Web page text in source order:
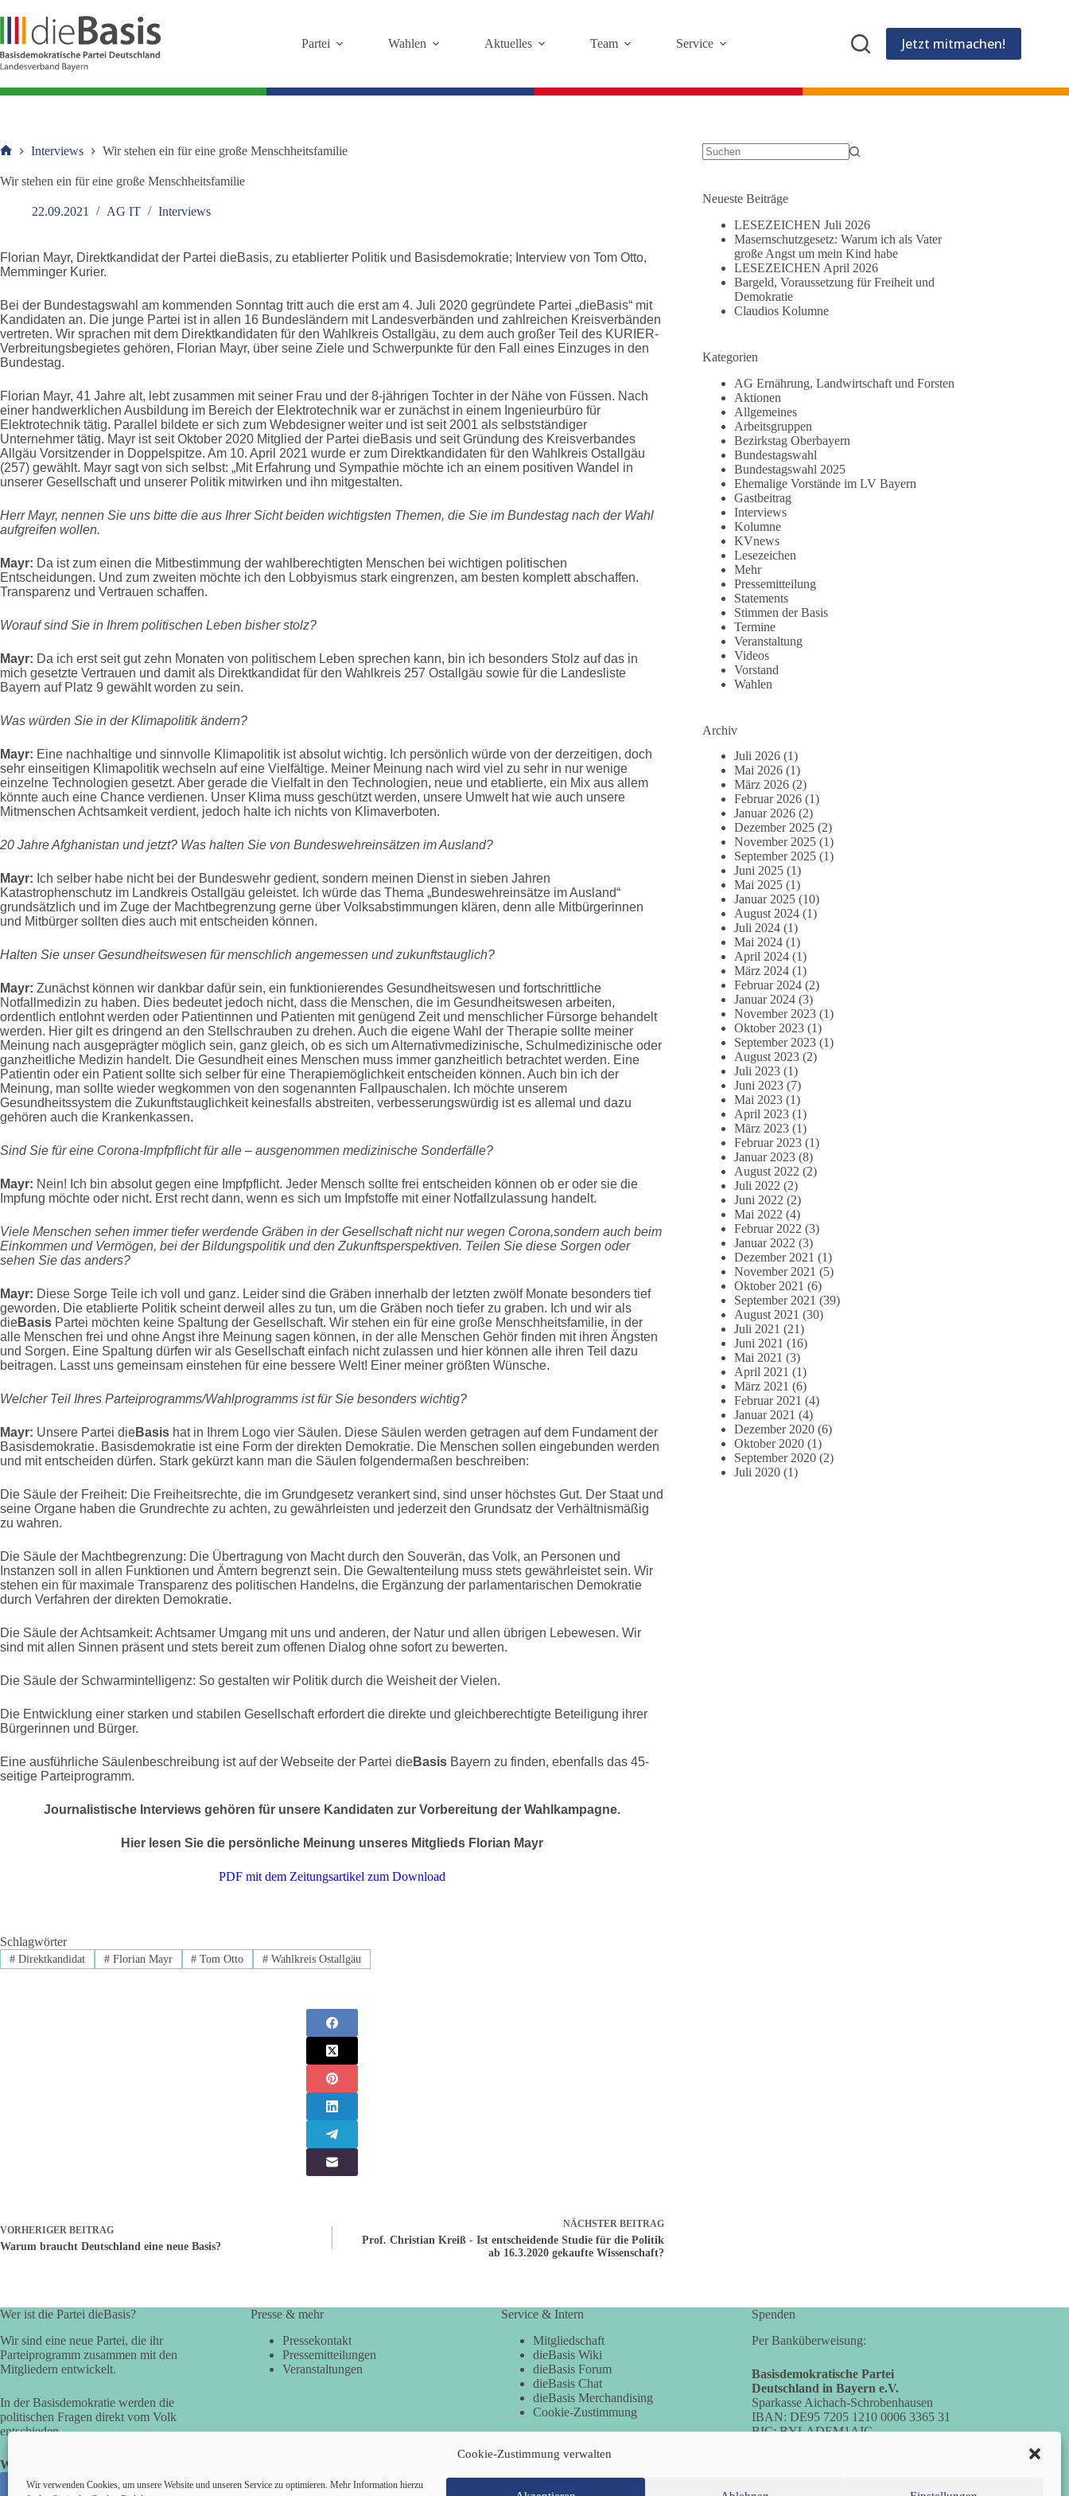
Cookie-Zustimmung verwalten
Wir verwenden Cookies, um unsere Website und unseren Service zu optimieren. Mehr Information hierzu
Inhalt
springen
Partei Wahlen Aktuelles Team Service Jetzt mitmachen!
Interviews Wir stehen ein für eine große Menschheitsfamilie
Wir stehen ein für eine große Menschheitsfamilie
22.09.2021 AG IT Interviews
Florian Mayr, Direktkandidat der Partei dieBasis, zu etablierter Politik und Basisdemokratie; Interview von Tom Otto,
Memminger Kurier.
Bei der Bundestagswahl am kommenden Sonntag tritt auch die erst am 4. Juli 2020 gegründete Partei „dieBasis“ mit
Kandidaten an. Die junge Partei ist in allen 16 Bundesländern mit Landesverbänden und zahlreichen Kreisverbänden
vertreten. Wir sprachen mit dem Direktkandidaten für den Wahlkreis Ostallgäu, zu dem auch großer Teil des KURIER-
Verbreitungsbegietes gehören, Florian Mayr, über seine Ziele und Schwerpunkte für den Fall eines Einzuges in den
Bundestag.
Florian Mayr, 41 Jahre alt, lebt zusammen mit seiner Frau und der 8-jährigen Tochter in der Nähe von Füssen. Nach
einer handwerklichen Ausbildung im Bereich der Elektrotechnik war er zunächst in einem Ingenieurbüro für
Elektrotechnik tätig. Parallel bildete er sich zum Webdesigner weiter und ist seit 2001 als selbstständiger
Unternehmer tätig. Mayr ist seit Oktober 2020 Mitglied der Partei dieBasis und seit Gründung des Kreisverbandes
Allgäu Vorsitzender in Doppelspitze. Am 10. April 2021 wurde er zum Direktkandidaten für den Wahlkreis Ostallgäu
(257) gewählt. Mayr sagt von sich selbst: „Mit Erfahrung und Sympathie möchte ich an einem positiven Wandel in
unserer Gesellschaft und unserer Politik mitwirken und ihn mitgestalten.
Herr Mayr, nennen Sie uns bitte die aus Ihrer Sicht beiden wichtigsten Themen, die Sie im Bundestag nach der Wahl
aufgreifen wollen.
Mayr: Da ist zum einen die Mitbestimmung der wahlberechtigten Menschen bei wichtigen politischen
Entscheidungen. Und zum zweiten möchte ich den Lobbyismus stark eingrenzen, am besten komplett abschaffen.
Transparenz und Vertrauen schaffen.
Worauf sind Sie in Ihrem politischen Leben bisher stolz?
Mayr: Da ich erst seit gut zehn Monaten von politischem Leben sprechen kann, bin ich besonders Stolz auf das in
mich gesetzte Vertrauen und damit als Direktkandidat für den Wahlkreis 257 Ostallgäu sowie für die Landesliste
Bayern auf Platz 9 gewählt worden zu sein.
Was würden Sie in der Klimapolitik ändern?
Mayr: Eine nachhaltige und sinnvolle Klimapolitik ist absolut wichtig. Ich persönlich würde von der derzeitigen, doch
sehr einseitigen Klimapolitik wechseln auf eine Vielfältige. Meiner Meinung nach wird viel zu sehr in nur wenige
einzelne Technologien gesetzt. Aber gerade die Vielfalt in den Technologien, neue und etablierte, ein Mix aus allem
könnte auch eine Chance verdienen. Unser Klima muss geschützt werden, unsere Umwelt hat wie auch unsere
Mitmenschen Achtsamkeit verdient, jedoch halte ich nichts von Klimaverboten.
20 Jahre Afghanistan und jetzt? Was halten Sie von Bundeswehreinsätzen im Ausland?
Mayr: Ich selber habe nicht bei der Bundeswehr gedient, sondern meinen Dienst in sieben Jahren
Katastrophenschutz im Landkreis Ostallgäu geleistet. Ich würde das Thema „Bundeswehreinsätze im Ausland“
grundsätzlich und im Zuge der Machtbegrenzung gerne über Volksabstimmungen klären, denn alle Mitbürgerinnen
und Mitbürger sollten dies auch mit entscheiden können.
Halten Sie unser Gesundheitswesen für menschlich angemessen und zukunftstauglich?
Mayr: Zunächst können wir dankbar dafür sein, ein funktionierendes Gesundheitswesen und fortschrittliche
Notfallmedizin zu haben. Dies bedeutet jedoch nicht, dass die Menschen, die im Gesundheitswesen arbeiten,
ordentlich entlohnt werden oder Patientinnen und Patienten mit genügend Zeit und menschlicher Fürsorge behandelt
werden. Hier gilt es dringend an den Stellschrauben zu drehen. Auch die eigene Wahl der Therapie sollte meiner
Meinung nach ausgeprägter möglich sein, ganz gleich, ob es sich um Alternativmedizinische, Schulmedizinische oder
ganzheitliche Medizin handelt. Die Gesundheit eines Menschen muss immer ganzheitlich betrachtet werden. Eine
Patientin oder ein Patient sollte sich selber für eine Therapiemöglichkeit entscheiden können. Auch bin ich der
Meinung, man sollte wieder wegkommen von den sogenannten Fallpauschalen. Ich möchte unserem
Gesundheitssystem die Zukunftstauglichkeit keinesfalls abstreiten, verbesserungswürdig ist es allemal und dazu
gehören auch die Krankenkassen.
Sind Sie für eine Corona-Impfpflicht für alle – ausgenommen medizinische Sonderfälle?
Mayr: Nein! Ich bin absolut gegen eine Impfpflicht. Jeder Mensch sollte frei entscheiden können ob er oder sie die
Impfung möchte oder nicht. Erst recht dann, wenn es sich um Impfstoffe mit einer Notfallzulassung handelt.
Viele Menschen sehen immer tiefer werdende Gräben in der Gesellschaft nicht nur wegen Corona,sondern auch beim
Einkommen und Vermögen, bei der Bildungspolitik und den Zukunftsperspektiven. Teilen Sie diese Sorgen oder
sehen Sie das anders?
Mayr: Diese Sorge Teile ich voll und ganz. Leider sind die Gräben innerhalb der letzten zwölf Monate besonders tief
geworden. Die etablierte Politik scheint derweil alles zu tun, um die Gräben noch tiefer zu graben. Ich und wir als
dieBasis Partei möchten keine Spaltung der Gesellschaft. Wir stehen ein für eine große Menschheitsfamilie, in der
alle Menschen frei und ohne Angst ihre Meinung sagen können, in der alle Menschen Gehör finden mit ihren Ängsten
und Sorgen. Eine Spaltung dürfen wir als Gesellschaft einfach nicht zulassen und hier können alle ihren Teil dazu
beitragen. Lasst uns gemeinsam einstehen für eine bessere Welt! Einer meiner größten Wünsche.
Welcher Teil Ihres Parteiprogramms/Wahlprogramms ist für Sie besonders wichtig?
Mayr: Unsere Partei dieBasis hat in Ihrem Logo vier Säulen. Diese Säulen werden getragen auf dem Fundament der
Basisdemokratie. Basisdemokratie ist eine Form der direkten Demokratie. Die Menschen sollen eingebunden werden
und mit entscheiden dürfen. Stark gekürzt kann man die Säulen folgendermaßen beschreiben:
Die Säule der Freiheit: Die Freiheitsrechte, die im Grundgesetz verankert sind, sind unser höchstes Gut. Der Staat und
seine Organe haben die Grundrechte zu achten, zu gewährleisten und jederzeit den Grundsatz der Verhältnismäßig
zu wahren.
Die Säule der Machtbegrenzung: Die Übertragung von Macht durch den Souverän, das Volk, an Personen und
Instanzen soll in allen Funktionen und Ämtern begrenzt sein. Die Gewaltenteilung muss stets gewährleistet sein. Wir
stehen ein für maximale Transparenz des politischen Handelns, die Ergänzung der parlamentarischen Demokratie
durch Verfahren der direkten Demokratie.
Die Säule der Achtsamkeit: Achtsamer Umgang mit uns und anderen, der Natur und allen übrigen Lebewesen. Wir
sind mit allen Sinnen präsent und stets bereit zum offenen Dialog ohne sofort zu bewerten.
Die Säule der Schwarmintelligenz: So gestalten wir Politik durch die Weisheit der Vielen.
Die Entwicklung einer starken und stabilen Gesellschaft erfordert die direkte und gleichberechtigte Beteiligung ihrer
Bürgerinnen und Bürger.
Eine ausführliche Säulenbeschreibung ist auf der Webseite der Partei dieBasis Bayern zu finden, ebenfalls das 45-
seitige Parteiprogramm.
Journalistische Interviews gehören für unsere Kandidaten zur Vorbereitung der Wahlkampagne.
Hier lesen Sie die persönliche Meinung unseres Mitglieds Florian Mayr
PDF mit dem Zeitungsartikel zum Download
Schlagwörter
#Direktkandidat #Florian Mayr # Tom Otto # Wahlkreis Ostallgäu
VORHERIGER BEITRAG
Warum braucht Deutschland eine neue Basis?
NÄCHSTER BEITRAG
Prof. Christian Kreiß - Ist entscheidende Studie für die Politik
ab 16.3.2020 gekaufte Wissenschaft?
Neueste Beiträge
LESEZEICHEN Juli 2026
Masernschutzgesetz: Warum ich als Vater
große Angst um mein Kind habe
LESEZEICHEN April 2026
Bargeld, Voraussetzung für Freiheit und
Demokratie
Claudios Kolumne
Kategorien
AG Ernährung, Landwirtschaft und Forsten
Aktionen
Allgemeines
Arbeitsgruppen
Bezirkstag Oberbayern
Bundestagswahl
Bundestagswahl 2025
Ehemalige Vorstände im LV Bayern
Gastbeitrag
Interviews
Kolumne
KVnews
Lesezeichen
Mehr
Pressemitteilung
Statements
Stimmen der Basis
Termine
Veranstaltung
Videos
Vorstand
Wahlen
Archiv
Juli 2026 (1)
Mai 2026 (1)
März 2026 (2)
Februar 2026 (1)
Januar 2026 (2)
Dezember 2025 (2)
November 2025 (1)
September 2025 (1)
Juni 2025 (1)
Mai 2025 (1)
Januar 2025 (10)
August 2024 (1)
Juli 2024 (1)
Mai 2024 (1)
April 2024 (1)
März 2024 (1)
Februar 2024 (2)
Januar 2024 (3)
November 2023 (1)
Oktober 2023 (1)
September 2023 (1)
August 2023 (2)
Juli 2023 (1)
Juni 2023 (7)
Mai 2023 (1)
April 2023 (1)
März 2023 (1)
Februar 2023 (1)
Januar 2023 (8)
August 2022 (2)
Juli 2022 (2)
Juni 2022 (2)
Mai 2022 (4)
Februar 2022 (3)
Januar 2022 (3)
Dezember 2021 (1)
November 2021 (5)
Oktober 2021 (6)
September 2021 (39)
August 2021 (30)
Juli 2021 (21)
Juni 2021 (16)
Mai 2021 (3)
April 2021 (1)
März 2021 (6)
Februar 2021 (4)
Januar 2021 (4)
Dezember 2020 (6)
Oktober 2020 (1)
September 2020 (2)
Juli 2020 (1)
Wer ist die Partei dieBasis?
Wir sind eine neue Partei, die ihr
Parteiprogramm zusammen mit den
Mitgliedern entwickelt.
In der Basisdemokratie werden die
politischen Fragen direkt vom Volk
entschieden.
Wir alle sind die Basis!
Presse & mehr
Pressekontakt
Pressemitteilungen
Veranstaltungen
Service & Intern
Mitgliedschaft
dieBasis Wiki
dieBasis Forum
dieBasis Chat
dieBasis Merchandising
Cookie-Zustimmung
Spenden
Per Banküberweisung:
Basisdemokratische Partei
Deutschland in Bayern e.V.
Sparkasse Aichach-Schrobenhausen
IBAN: DE95 7205 1210 0006 3365 31
BIC: BYLADEM1AIC